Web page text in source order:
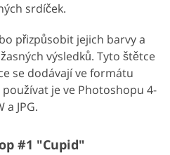
srdíček.
přizpůsobit jejich barvy a
výsledků. Tyto štětce
se dodávají ve formátu
je ve Photoshopu 4-
a JPG.
#1 "Cupid"